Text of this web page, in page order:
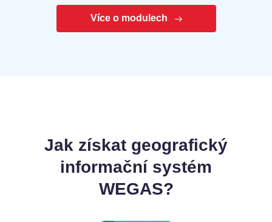
Více o modulech
Jak získat geografický
informační systém
WEGAS?